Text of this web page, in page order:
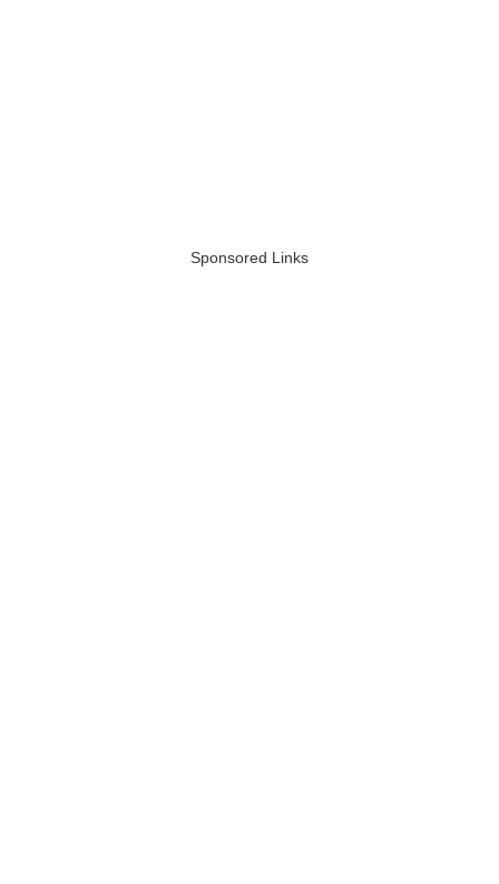
Sponsored Links